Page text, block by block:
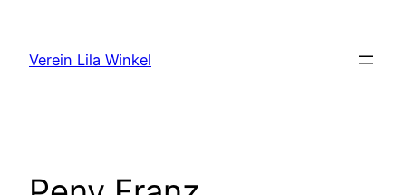
springen
Verein Lila Winkel